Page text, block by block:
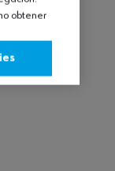
obtener